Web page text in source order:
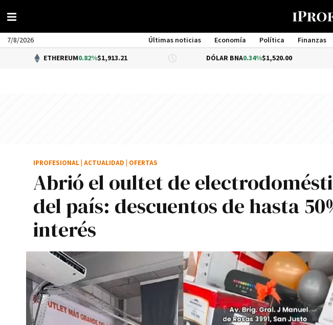
7/8/2026 Últimas noticias Economía Política Finanzas
ETHEREUM 0.82%$1,913.21 DÓLAR BNA 0.34%$1,520.00 DÓLAR
Abrió el oultet de
del país: descuentos de hasta
interés
IPROFESIONAL ACTUALIDAD OFERTAS